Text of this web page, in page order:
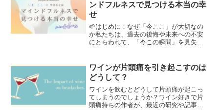
ンドフルネスで見つける本当の幸
せ
🌱はじめに：なぜ「今ここ」が大切なの
か私たちは、過去の後悔や未来への不安
にとらわれて、「今この瞬間」を見失い
しません。この考え方は、スピリチュア
ル思想だけでなく、心理学...
ワインが片頭痛を引き起こすのは
どうして？
ワインを飲むとどうして片頭痛が起こっ
てしまうのでしょうか？ワイン好きで片
頭痛持ちの作者が、最近の研究や記事か